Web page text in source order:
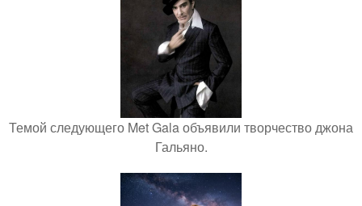
Темой следующего Met Gala объявили творчество джона
Гальяно.